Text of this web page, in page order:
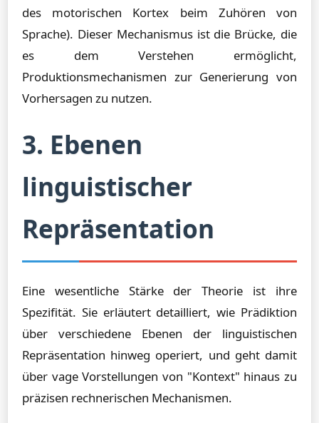
des motorischen Kortex beim Zuhören von
Sprache). Dieser Mechanismus ist die Brücke, die
es dem Verstehen ermöglicht,
Produktionsmechanismen zur Generierung von
Vorhersagen zu nutzen.
3. Ebenen
linguistischer
Repräsentation
Eine wesentliche Stärke der Theorie ist ihre
Spezifität. Sie erläutert detailliert, wie Prädiktion
über verschiedene Ebenen der linguistischen
Repräsentation hinweg operiert, und geht damit
über vage Vorstellungen von "Kontext" hinaus zu
präzisen rechnerischen Mechanismen.